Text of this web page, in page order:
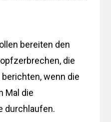
bereiten den
die
wenn die
Mal die
durchlaufen.